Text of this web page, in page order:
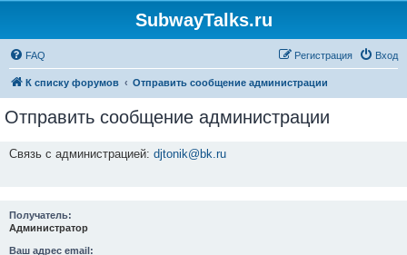
SubwayTalks.ru
FAQ Вход
Регистрация
К списку форумов Отправить сообщение администрации
Отправить сообщение администрации
Связь с администрацией: djtonik@bk.ru
Получатель:
Администратор
Ваш адрес email: